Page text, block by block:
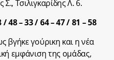
Τσιλιγκαρίδης Λ. 6.
/ 48 – 33 / 64 – 47 /81 – 58
βγήκε γούρικη και η νέα
εμφάνιση της ομάδας,